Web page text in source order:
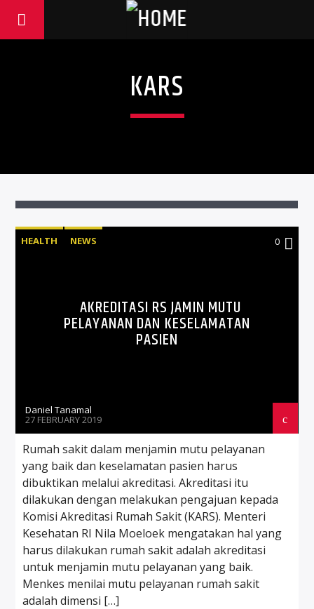
KARS
HEALTH NEWS 0
AKREDITASI RS JAMIN MUTU
PELAYANAN DAN KESELAMATAN
PASIEN
Daniel Tanamal
27 FEBRUARY 2019
Rumah sakit dalam menjamin mutu pelayanan
yang baik dan keselamatan pasien harus
dibuktikan melalui akreditasi. Akreditasi itu
dilakukan dengan melakukan pengajuan kepada
Komisi Akreditasi Rumah Sakit (KARS). Menteri
Kesehatan RI Nila Moeloek mengatakan hal yang
harus dilakukan rumah sakit adalah akreditasi
untuk menjamin mutu pelayanan yang baik.
Menkes menilai mutu pelayanan rumah sakit
adalah dimensi […]